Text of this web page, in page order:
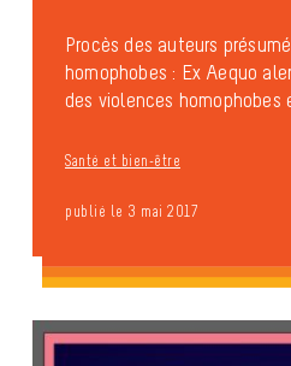
Procès des auteurs
homophobes : Ex Aequo
des violences homophobes
Santé et bien-être
publié le 3 mai 2017